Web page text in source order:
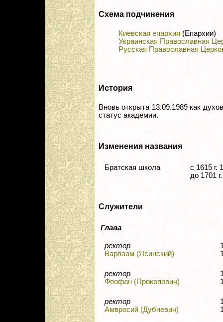
Схема подчинения
Киевская епархия (Епархии)
Украинская Православная
Русская Православная
История
Вновь открыта 13.09.1989 как
статус академии.
Изменения названия
Братская школа
с 1615 г.
до 1701
Служители
Глава
ректор
Варлаам (Ясинский)
ректор
Феофан (Прокопович)
ректор
Амвросий (Дубневич)